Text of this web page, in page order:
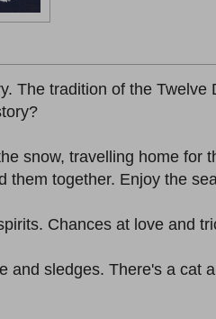
The tradition of the
snow, travelling home
them together. Enjoy the
Chances at love and
and sledges. There's a cat